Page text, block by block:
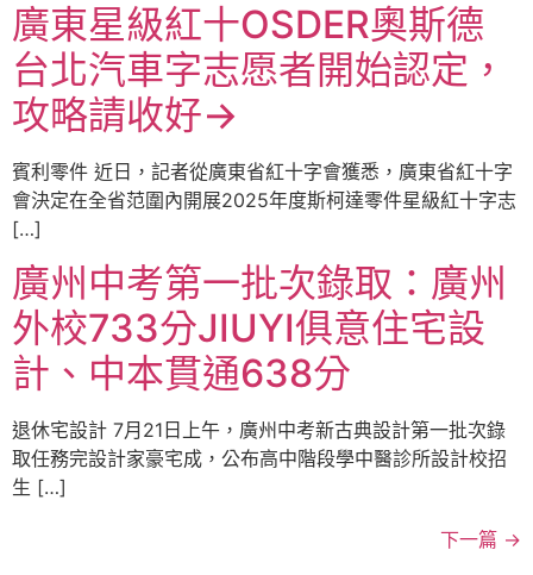
廣東星級紅十OSDER奧斯德
台北汽車字志愿者開始認定，
攻略請收好→
賓利零件 近日，記者從廣東省紅十字會獲悉，廣東省紅十字
會決定在全省范圍內開展2025年度斯柯達零件星級紅十字志
[…]
廣州中考第一批次錄取：廣州
外校733分JIUYI俱意住宅設
計、中本貫通638分
退休宅設計 7月21日上午，廣州中考新古典設計第一批次錄
取任務完設計家豪宅成，公布高中階段學中醫診所設計校招
生 […]
下一篇 →